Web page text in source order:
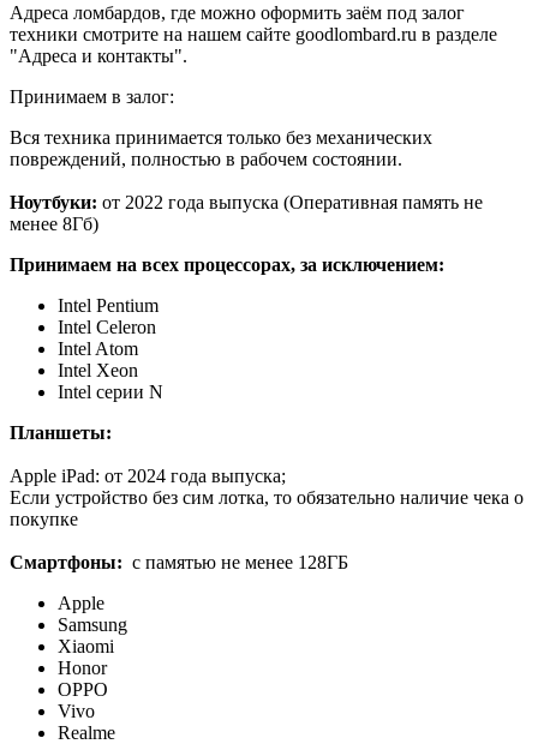
Адреса ломбардов, где можно оформить заём под залог
техники смотрите на нашем сайте goodlombard.ru в разделе
"Адреса и контакты".
Принимаем в залог:
Вся техника принимается только без механических
повреждений, полностью в рабочем состоянии.
Ноутбуки: от 2022 года выпуска (Оперативная память не
менее 8Гб)
Принимаем на всех процессорах, за исключением:
Intel Pentium
Intel Celeron
Intel Atom
Intel Xeon
Intel серии N
Планшеты:
Apple iPad: от 2024 года выпуска;
Если устройство без сим лотка, то обязательно наличие чека о
покупке
Смартфоны: с памятью не менее 128ГБ
Apple
Samsung
Xiaomi
Honor
OPPO
Vivo
Realme